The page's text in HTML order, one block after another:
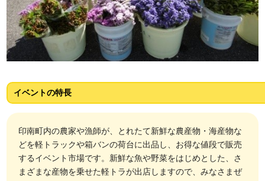
イベントの特長
印南町内の農家や漁師が、とれたて新鮮な農産物・海産物な
どを軽トラックや箱バンの荷台に出品し、お得な値段で販売
するイベント市場です。新鮮な魚や野菜をはじめとした、さ
まざまな産物を乗せた軽トラが出店しますので、みなさまぜ